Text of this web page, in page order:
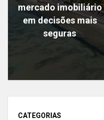
mercado imobiliário
em decisões mais
seguras
CATEGORIAS